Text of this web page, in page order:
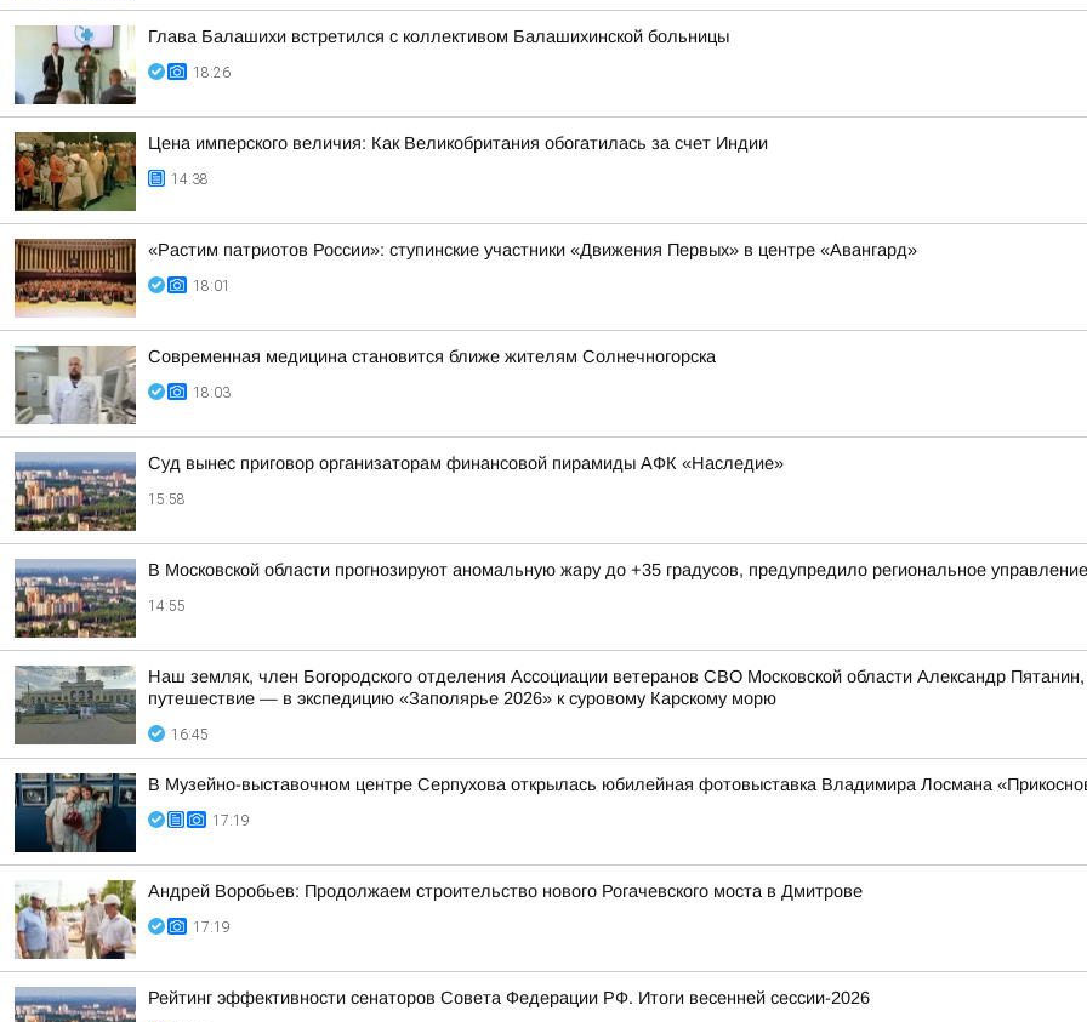
Глава Балашихи встретился с коллективом Балашихинской больницы
18:26
Цена имперского величия: Как Великобритания обогатилась за счет Индии
14:38
«Растим патриотов России»: ступинские участники «Движения Первых» в центре «Авангард»
18:01
Современная медицина становится ближе жителям Солнечногорска
18:03
Суд вынес приговор организаторам финансовой пирамиды АФК «Наследие»
15:58
В Московской области прогнозируют аномальную жару до +35 градусов, предупредило региональное
14:55
Наш земляк, член Богородского отделения Ассоциации ветеранов СВО Московской области Александр
путешествие — в экспедицию «Заполярье 2026» к суровому Карскому морю
16:45
В Музейно-выставочном центре Серпухова открылась юбилейная фотовыставка Владимира Лосмана
17:19
Андрей Воробьев: Продолжаем строительство нового Рогачевского моста в Дмитрове
17:19
Рейтинг эффективности сенаторов Совета Федерации РФ. Итоги весенней сессии-2026